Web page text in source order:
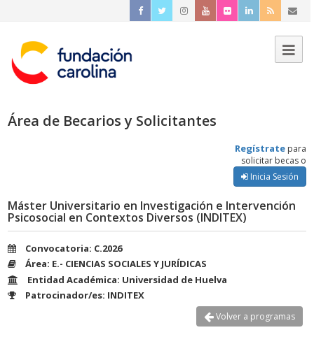
Área de Becarios y Solicitantes
Regístrate para
solicitar becas o
Inicia Sesión
Máster Universitario en Investigación e Intervención
Psicosocial en Contextos Diversos (INDITEX)
Convocatoria: C.2026
Área: E.- CIENCIAS SOCIALES Y JURÍDICAS
Entidad Académica: Universidad de Huelva
Patrocinador/es: INDITEX
Volver a programas